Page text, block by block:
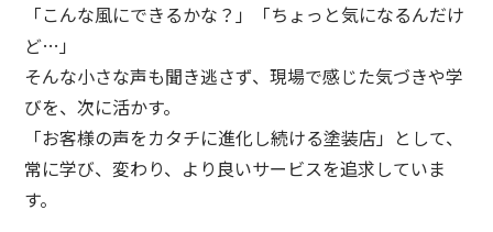
「こんな風にできるかな？」「ちょっと気になるんだけ
ど…」
そんな小さな声も聞き逃さず、現場で感じた気づきや学
びを、次に活かす。
「お客様の声をカタチに進化し続ける塗装店」として、
常に学び、変わり、より良いサービスを追求していま
す。